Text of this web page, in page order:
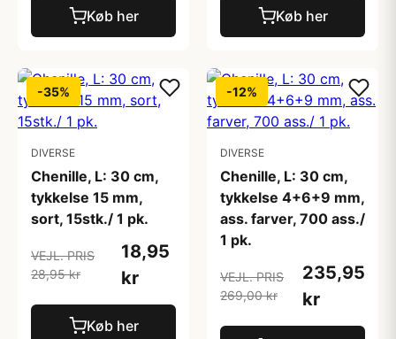
Køb her Køb her
-35%
DIVERSE
Chenille, L: 30 cm,
tykkelse 15 mm,
sort, 15stk./ 1 pk.
VEJL. PRIS
28,95 kr
18,95
kr
Køb her
-12%
DIVERSE
Chenille, L: 30 cm,
tykkelse 4+6+9 mm,
ass. farver, 700 ass./
1 pk.
VEJL. PRIS
269,00 kr
235,95
kr